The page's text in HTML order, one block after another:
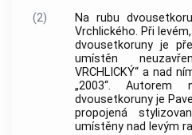
(2)
Na rubu
Vrchlického. Při
dvousetkoruny je
umístěn
VRCHLICKÝ“ a nad
„2003“.Autorem
dvousetkoruny je
propojená
umístěny nad levým